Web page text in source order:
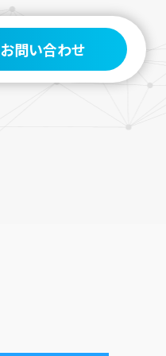
お問い合わせ